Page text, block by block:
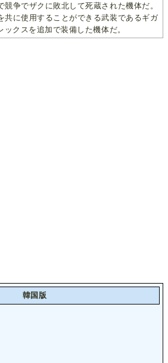
競争でザクに敗北して死蔵された機体だ。
共に使用することができる武装であるギガ
クスを追加で装備した機体だ。
韓国版